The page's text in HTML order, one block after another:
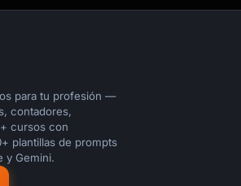
found." }],
para tu profesión —
contadores,
cursos con
plantillas de prompts
y Gemini.